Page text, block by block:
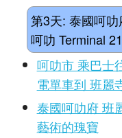
第3天: 泰國呵
呵叻 Terminal
呵叻市 乘巴士
電單車到 班麗
泰國呵叻府 班
藝術的瑰寶